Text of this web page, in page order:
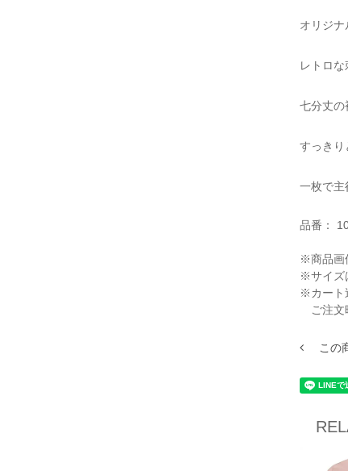
オリジ
レトロ
七分丈の
すっきり
一枚で主
品番：
※商品画
※サイズ
※カート
ご注文
この